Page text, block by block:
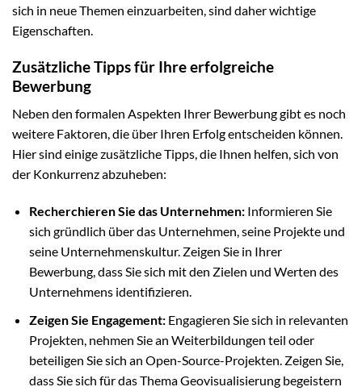
sich in neue Themen einzuarbeiten, sind daher wichtige
Eigenschaften.
Zusätzliche Tipps für Ihre erfolgreiche
Bewerbung
Neben den formalen Aspekten Ihrer Bewerbung gibt es noch
weitere Faktoren, die über Ihren Erfolg entscheiden können.
Hier sind einige zusätzliche Tipps, die Ihnen helfen, sich von
der Konkurrenz abzuheben:
Recherchieren Sie das Unternehmen:Informieren Sie
sich gründlich über das Unternehmen, seine Projekte und
seine Unternehmenskultur. Zeigen Sie in Ihrer
Bewerbung, dass Sie sich mit den Zielen und Werten des
Unternehmens identifizieren.
Zeigen Sie Engagement:Engagieren Sie sich in relevanten
Projekten, nehmen Sie an Weiterbildungen teil oder
beteiligen Sie sich an Open-Source-Projekten. Zeigen Sie,
dass Sie sich für das Thema Geovisualisierung begeistern